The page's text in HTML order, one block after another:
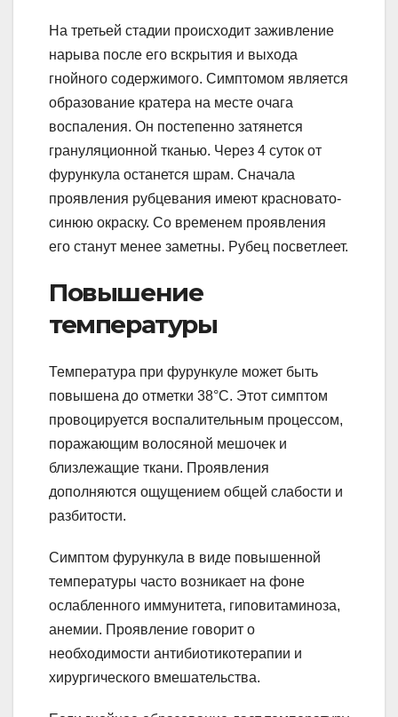
На третьей стадии происходит заживление
нарыва после его вскрытия и выхода
гнойного содержимого. Симптомом является
образование кратера на месте очага
воспаления. Он постепенно затянется
грануляционной тканью. Через 4 суток от
фурункула останется шрам. Сначала
проявления рубцевания имеют красновато-
синюю окраску. Со временем проявления
его станут менее заметны. Рубец посветлеет.
Повышение
температуры
Температура при фурункуле может быть
повышена до отметки 38°С. Этот симптом
провоцируется воспалительным процессом,
поражающим волосяной мешочек и
близлежащие ткани. Проявления
дополняются ощущением общей слабости и
разбитости.
Симптом фурункула в виде повышенной
температуры часто возникает на фоне
ослабленного иммунитета, гиповитаминоза,
анемии. Проявление говорит о
необходимости антибиотикотерапии и
хирургического вмешательства.